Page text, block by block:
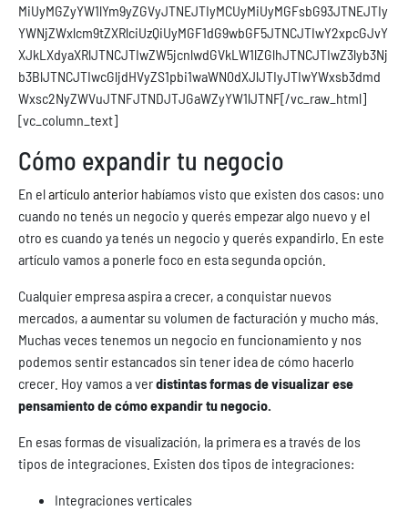
MiUyMGZyYW1lYm9yZGVyJTNEJTIyMCUyMiUyMGFsbG93JTNEJTIy
YWNjZWxlcm9tZXRlciUzQiUyMGF1dG9wbGF5JTNCJTIwY2xpcGJvY
XJkLXdyaXRlJTNCJTIwZW5jcnlwdGVkLW1lZGlhJTNCJTIwZ3lyb3Nj
b3BlJTNCJTIwcGljdHVyZS1pbi1waWN0dXJlJTIyJTIwYWxsb3dmd
Wxsc2NyZWVuJTNFJTNDJTJGaWZyYW1lJTNF[/vc_raw_html]
[vc_column_text]
Cómo expandir tu negocio
En elartículo anterior habíamos visto que existen dos casos: uno
cuando no tenés un negocio y querés empezar algo nuevo y el
otro es cuando ya tenés un negocio y querés expandirlo. En este
artículo vamos a ponerle foco en esta segunda opción.
Cualquier empresa aspira a crecer, a conquistar nuevos
mercados, a aumentar su volumen de facturación y mucho más.
Muchas veces tenemos un negocio en funcionamiento y nos
podemos sentir estancados sin tener idea de cómo hacerlo
crecer. Hoy vamos a verdistintas formas de visualizar ese
pensamiento de cómo expandir tu negocio.
En esas formas de visualización, la primera es a través de los
tipos de integraciones. Existen dos tipos de integraciones:
Integraciones verticales